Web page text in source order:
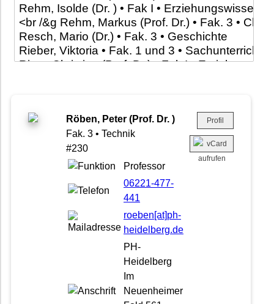
Röben, Peter (Prof. Dr. )
Fak. 3 • Technik
#230
Professor
06221-477-
441
roeben[at]ph-
heidelberg.de
PH-
Heidelberg
Im
Neuenheimer
Profil